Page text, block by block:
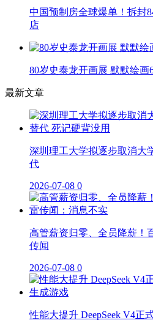
中国预制房全球爆单！拆封
店
80岁史泰龙开画展 默默绘画
最新文章
深圳理工大学拟逐步取消大
代
2026-07-08 0
高管薪资归零、全员降薪！
传闻
2026-07-08 0
性能大提升 DeepSeek V4正